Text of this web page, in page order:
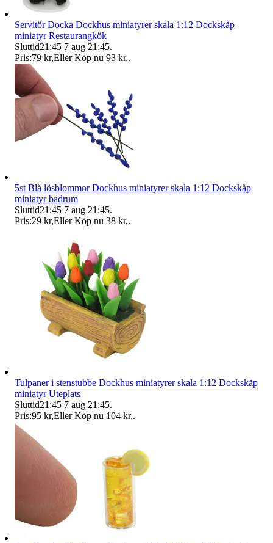
Servitör Docka Dockhus miniatyrer skala 1:12 Dockskåp
miniatyr Restaurangkök
Sluttid21:45 7 aug 21:45.
Pris:79 kr,Eller Köp nu 93 kr,.
5st Blå lösblommor Dockhus miniatyrer skala 1:12 Dockskåp
miniatyr badrum
Sluttid21:45 7 aug 21:45.
Pris:29 kr,Eller Köp nu 38 kr,.
Tulpaner i stenstubbe Dockhus miniatyrer skala 1:12 Dockskåp
miniatyr Uteplats
Sluttid21:45 7 aug 21:45.
Pris:95 kr,Eller Köp nu 104 kr,.